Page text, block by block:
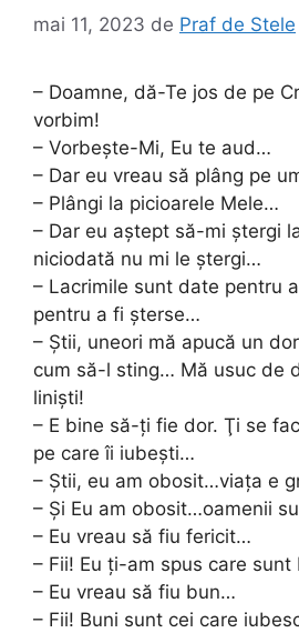
mai 11, 2023 de Praf de Stele
– Doamne, dă-Te jos de pe
vorbim!
– Vorbeşte-Mi, Eu te aud…
– Dar eu vreau să plâng pe
– Plângi la picioarele Mele…
– Dar eu aştept să-mi ştergi
niciodată nu mi le ştergi…
– Lacrimile sunt date pentru
pentru a fi şterse…
– Ştii, uneori mă apucă un
cum să-l sting… Mă usuc de
linişti!
– E bine să-ţi fie dor. Ţi se
pe care îi iubeşti…
– Ştii, eu am obosit…viața e
– Şi Eu am obosit…oamenii
– Eu vreau să fiu fericit…
– Fii! Eu ţi-am spus care sunt
– Eu vreau să fiu bun…
– Fii! Buni sunt cei care